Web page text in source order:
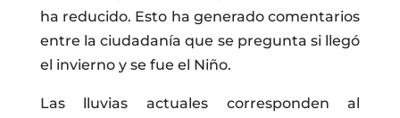
ha reducido. Esto ha generado comentarios
entre la ciudadanía que se pregunta si llegó
el invierno y se fue el Niño.
Las lluvias actuales corresponden al